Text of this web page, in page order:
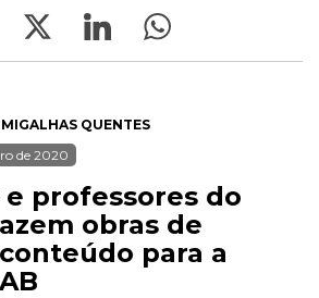
MIGALHAS QUENTES
de 2020
e professores do
obras de
para a